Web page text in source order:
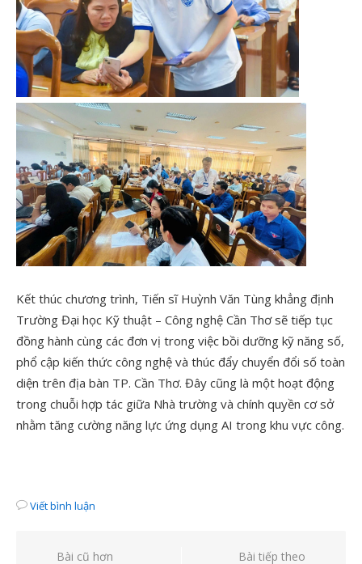
Kết thúc chương trình, Tiến sĩ Huỳnh Văn Tùng khẳng định
Trường Đại học Kỹ thuật – Công nghệ Cần Thơ sẽ tiếp tục
đồng hành cùng các đơn vị trong việc bồi dưỡng kỹ năng số,
phổ cập kiến thức công nghệ và thúc đẩy chuyển đổi số toàn
diện trên địa bàn TP. Cần Thơ. Đây cũng là một hoạt động
trong chuỗi hợp tác giữa Nhà trường và chính quyền cơ sở
nhằm tăng cường năng lực ứng dụng AI trong khu vực công.
Viết bình luận
ĐiềuBài cũ hơn Bài tiếp theo